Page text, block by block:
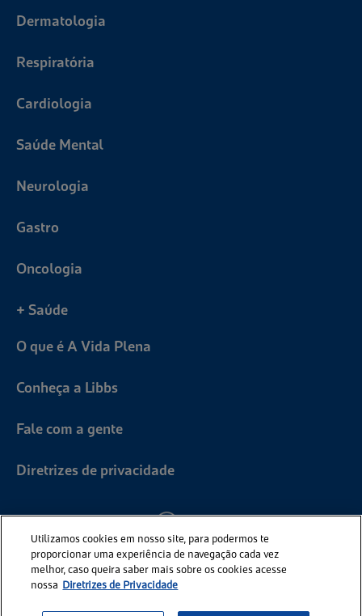
Dermatologia
Respiratória
Cardiologia
Saúde Mental
Neurologia
Gastro
Oncologia
+ Saúde
O que é A Vida Plena
Conheça a Libbs
Fale com a gente
Diretrizes de privacidade
Utilizamos cookies em nosso site, para podermos te
proporcionar uma experiência de navegação cada vez
melhor, caso queira saber mais sobre os cookies acesse
nossa Diretrizes de Privacidade